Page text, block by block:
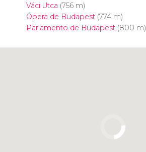
Váci Utca (756 m)
Ópera de Budapest(774 m)
Parlamento de Budapest(800 m)